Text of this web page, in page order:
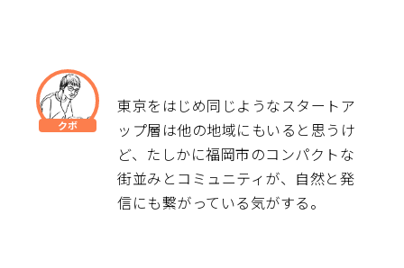
東京をはじめ同じようなスタートア
ップ層は他の地域にもいると思うけ
ど、たしかに福岡市のコンパクトな
街並みとコミュニティが、自然と発
信にも繋がっている気がする。